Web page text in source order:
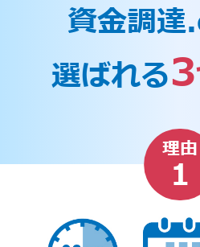
資金調
選ばれる3
理由
1